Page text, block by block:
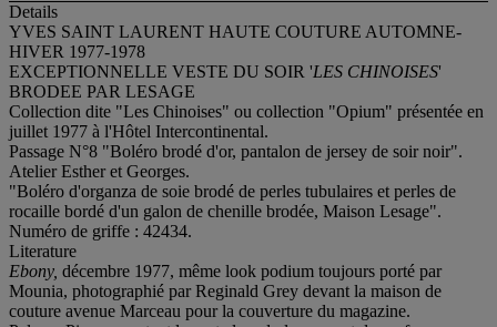
Details
YVES SAINT LAURENT HAUTE COUTURE AUTOMNE-
HIVER 1977-1978
EXCEPTIONNELLE VESTE DU SOIR 'LES CHINOISES'
BRODEE PAR LESAGE
Collection dite "Les Chinoises" ou collection "Opium" présentée en
juillet 1977 à l'Hôtel Intercontinental.
Passage N°8 "Boléro brodé d'or, pantalon de jersey de soir noir".
Atelier Esther et Georges.
"Boléro d'organza de soie brodé de perles tubulaires et perles de
rocaille bordé d'un galon de chenille brodée, Maison Lesage".
Numéro de griffe : 42434.
Literature
Ebony, décembre 1977, même look podium toujours porté par
Mounia, photographié par Reginald Grey devant la maison de
couture avenue Marceau pour la couverture du magazine.